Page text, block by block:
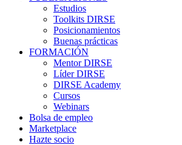
Estudios
Toolkits DIRSE
Posicionamientos
Buenas prácticas
FORMACIÓN
Mentor DIRSE
Líder DIRSE
DIRSE Academy
Cursos
Webinars
Bolsa de empleo
Marketplace
Hazte socio